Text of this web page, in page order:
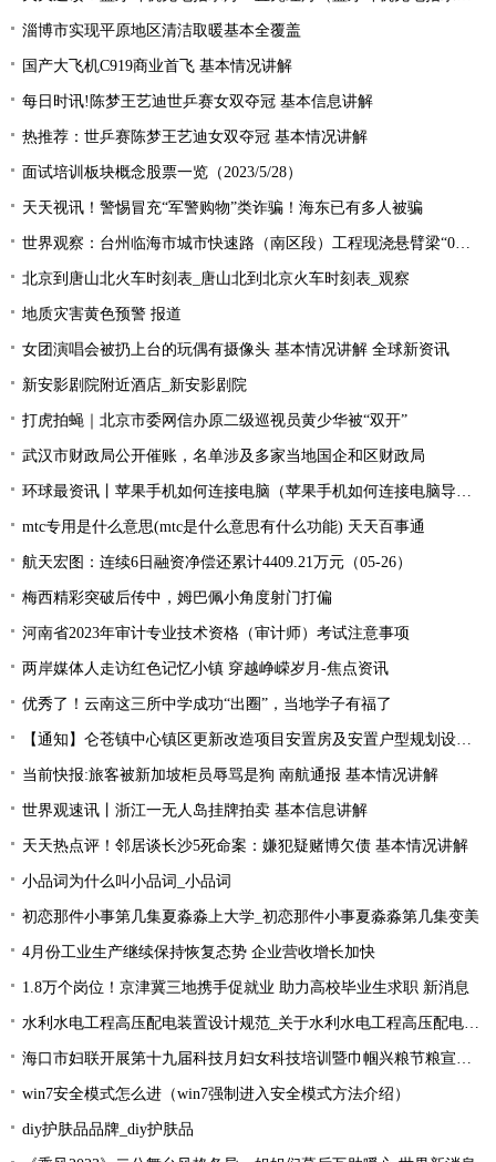
淄博市实现平原地区清洁取暖基本全覆盖
国产大飞机C919商业首飞 基本情况讲解
每日时讯!陈梦王艺迪世乒赛女双夺冠 基本信息讲解
热推荐：世乒赛陈梦王艺迪女双夺冠 基本情况讲解
面试培训板块概念股票一览（2023/5/28）
天天视讯！警惕冒充“军警购物”类诈骗！海东已有多人被骗
世界观察：台州临海市城市快速路（南区段）工程现浇悬臂梁“0号块”顺利浇筑
北京到唐山北火车时刻表_唐山北到北京火车时刻表_观察
地质灾害黄色预警 报道
女团演唱会被扔上台的玩偶有摄像头 基本情况讲解 全球新资讯
新安影剧院附近酒店_新安影剧院
打虎拍蝇｜北京市委网信办原二级巡视员黄少华被“双开”
武汉市财政局公开催账，名单涉及多家当地国企和区财政局
环球最资讯丨苹果手机如何连接电脑（苹果手机如何连接电脑导出照片）
mtc专用是什么意思(mtc是什么意思有什么功能) 天天百事通
航天宏图：连续6日融资净偿还累计4409.21万元（05-26）
梅西精彩突破后传中，姆巴佩小角度射门打偏
河南省2023年审计专业技术资格（审计师）考试注意事项
两岸媒体人走访红色记忆小镇 穿越峥嵘岁月-焦点资讯
优秀了！云南这三所中学成功“出圈”，当地学子有福了
【通知】仑苍镇中心镇区更新改造项目安置房及安置户型规划设计征求意见... 天天快资讯
当前快报:旅客被新加坡柜员辱骂是狗 南航通报 基本情况讲解
世界观速讯丨浙江一无人岛挂牌拍卖 基本信息讲解
天天热点评！邻居谈长沙5死命案：嫌犯疑赌博欠债 基本情况讲解
小品词为什么叫小品词_小品词
初恋那件小事第几集夏淼淼上大学_初恋那件小事夏淼淼第几集变美
4月份工业生产继续保持恢复态势 企业营收增长加快
1.8万个岗位！京津冀三地携手促就业 助力高校毕业生求职 新消息
水利水电工程高压配电装置设计规范_关于水利水电工程高压配电装置设计规范简述-今头条
海口市妇联开展第十九届科技月妇女科技培训暨巾帼兴粮节粮宣传活动
win7安全模式怎么进（win7强制进入安全模式方法介绍）
diy护肤品品牌_diy护肤品